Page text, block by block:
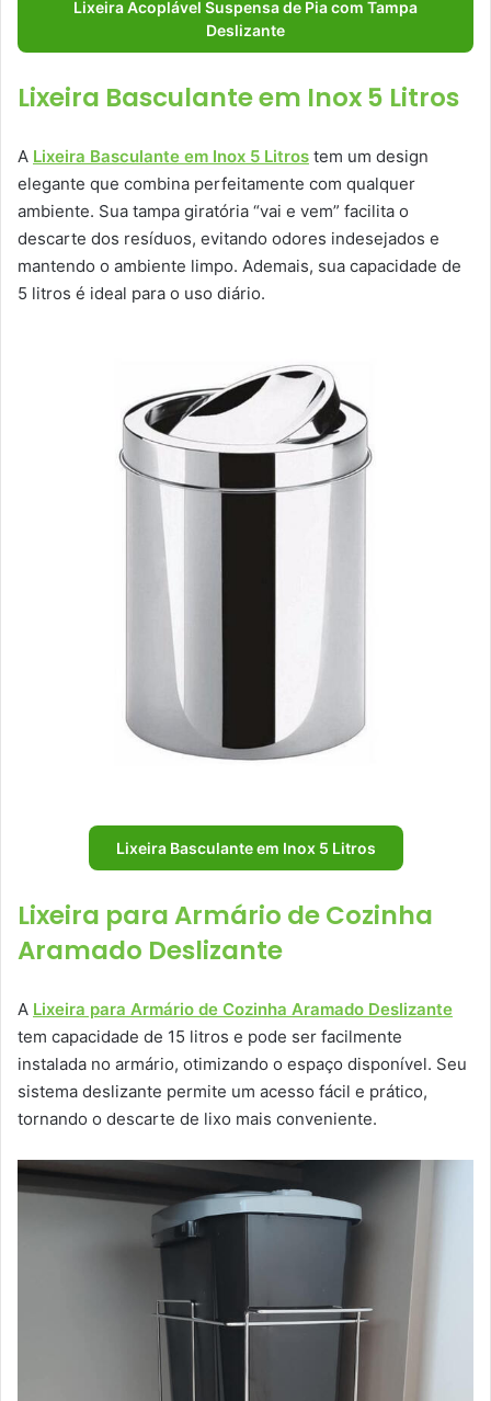
Lixeira Acoplável Suspensa de Pia com Tampa
Deslizante
Lixeira Basculante em Inox 5 Litros
A Lixeira Basculante em Inox 5 Litros tem um design
elegante que combina perfeitamente com qualquer
ambiente. Sua tampa giratória “vai e vem” facilita o
descarte dos resíduos, evitando odores indesejados e
mantendo o ambiente limpo. Ademais, sua capacidade de
5 litros é ideal para o uso diário.
Lixeira Basculante em Inox 5 Litros
Lixeira para Armário de Cozinha
Aramado Deslizante
A Lixeira para Armário de Cozinha Aramado Deslizante
tem capacidade de 15 litros e pode ser facilmente
instalada no armário, otimizando o espaço disponível. Seu
sistema deslizante permite um acesso fácil e prático,
tornando o descarte de lixo mais conveniente.